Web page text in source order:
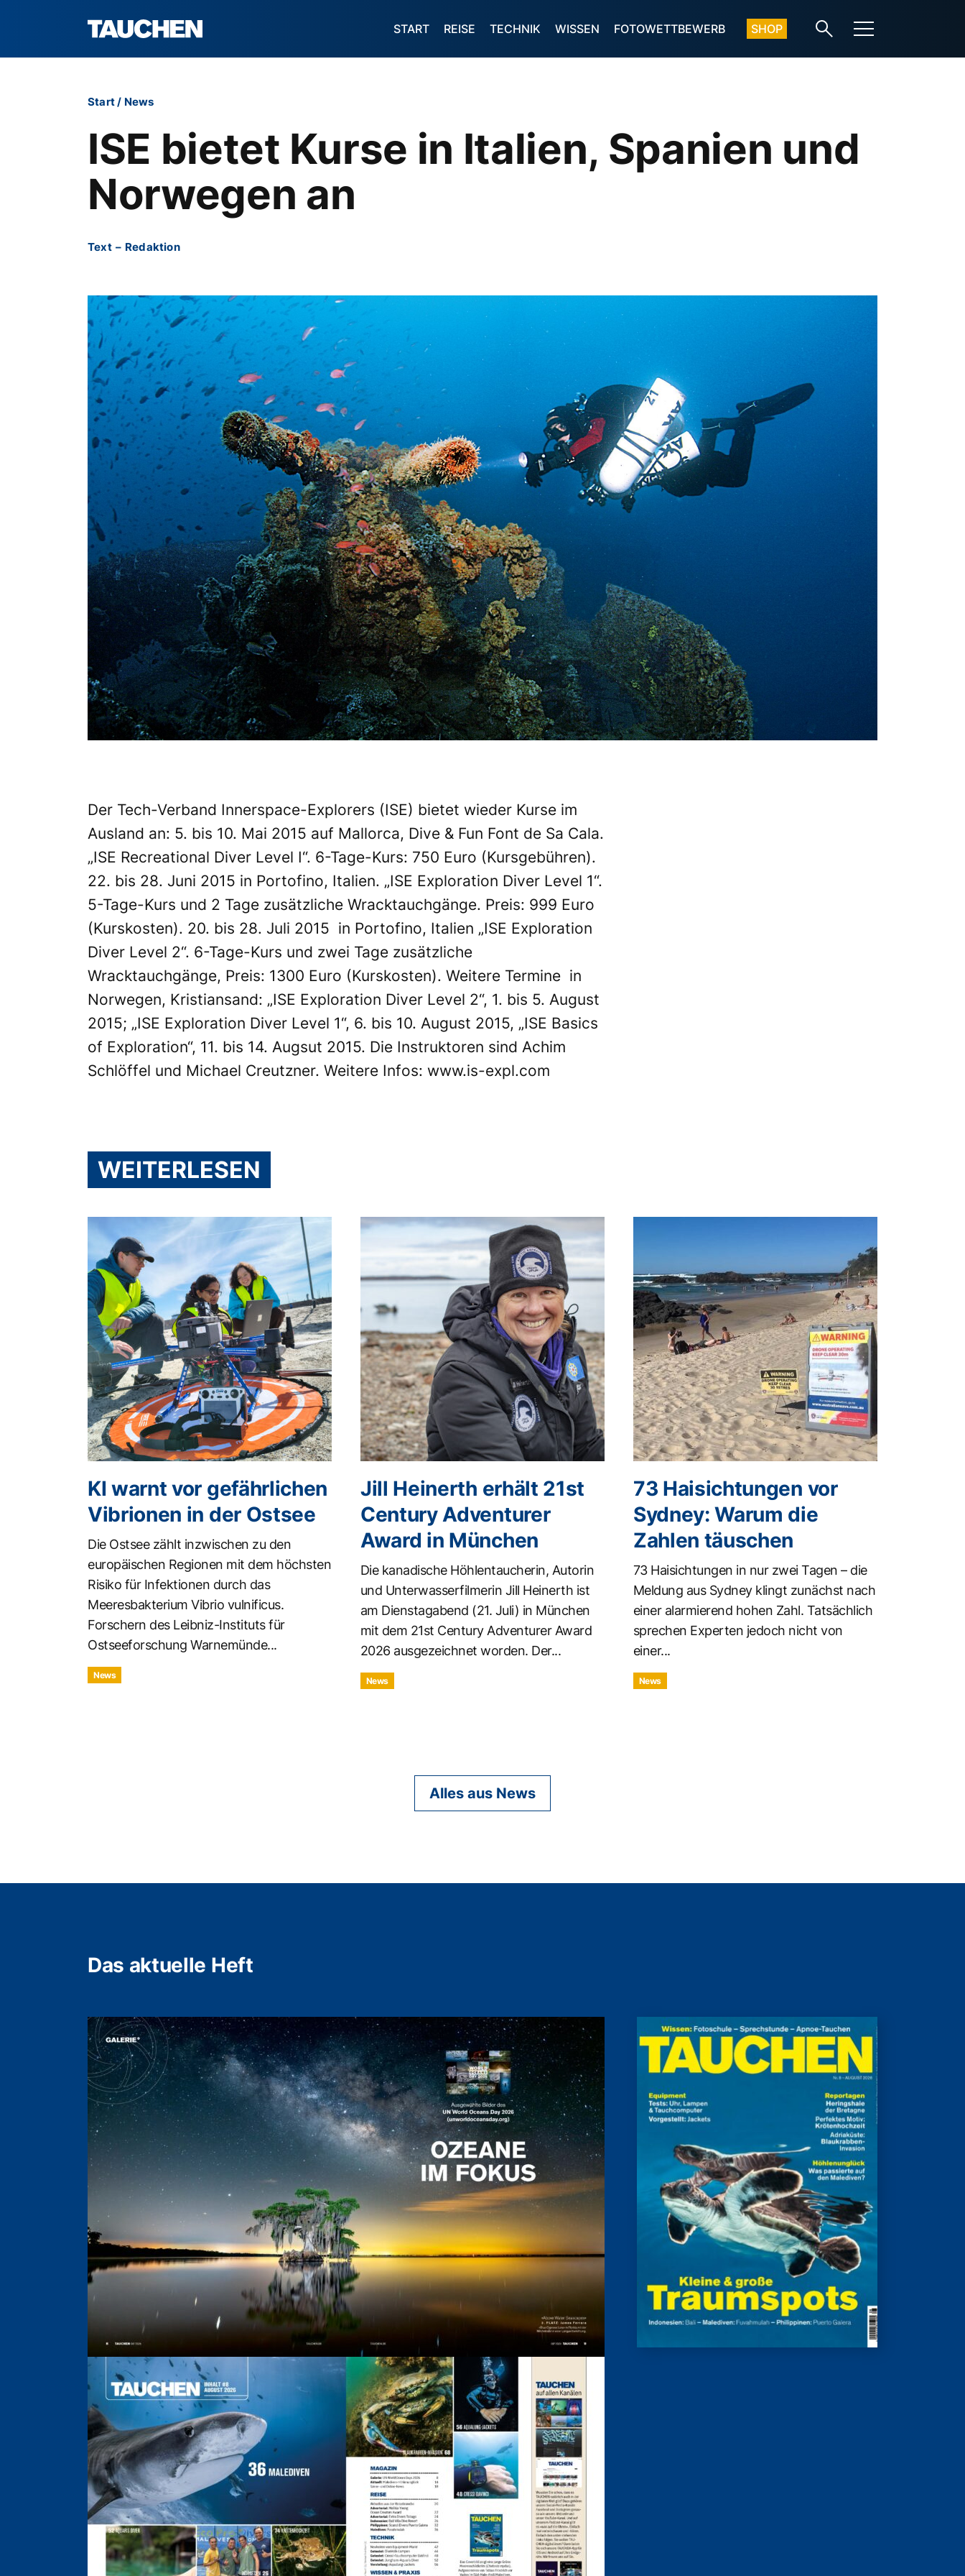
START REISE TECHNIK WISSEN FOTOWETTBEWERB SHOP
Start/ News
ISE bietet Kurse in Italien, Spanien und
Norwegen an
Text – Redaktion
Der Tech-Verband Innerspace-Explorers (ISE) bietet wieder Kurse im
Ausland an: 5. bis 10. Mai 2015 auf Mallorca, Dive & Fun Font de Sa Cala.
„ISE Recreational Diver Level I“. 6-Tage-Kurs: 750 Euro (Kursgebühren).
22. bis 28. Juni 2015 in Portofino, Italien. „ISE Exploration Diver Level 1“.
5-Tage-Kurs und 2 Tage zusätzliche Wracktauchgänge. Preis: 999 Euro
(Kurskosten). 20. bis 28. Juli 2015 in Portofino, Italien „ISE Exploration
Diver Level 2“. 6-Tage-Kurs und zwei Tage zusätzliche
Wracktauchgänge, Preis: 1300 Euro (Kurskosten). Weitere Termine in
Norwegen, Kristiansand: „ISE Exploration Diver Level 2“, 1. bis 5. August
2015; „ISE Exploration Diver Level 1“, 6. bis 10. August 2015, „ISE Basics
of Exploration“, 11. bis 14. Augsut 2015. Die Instruktoren sind Achim
Schlöffel und Michael Creutzner. Weitere Infos: www.is-expl.com
WEITERLESEN
KI warnt vor gefährlichen
Vibrionen in der Ostsee
Die Ostsee zählt inzwischen zu den
europäischen Regionen mit dem höchsten
Risiko für Infektionen durch das
Meeresbakterium Vibrio vulnificus.
Forschern des Leibniz-Instituts für
Ostseeforschung Warnemünde...
News
Jill Heinerth erhält 21st
Century Adventurer
Award in München
Die kanadische Höhlentaucherin, Autorin
und Unterwasserfilmerin Jill Heinerth ist
am Dienstagabend (21. Juli) in München
mit dem 21st Century Adventurer Award
2026 ausgezeichnet worden. Der...
News
73 Haisichtungen vor
Sydney: Warum die
Zahlen täuschen
73 Haisichtungen in nur zwei Tagen – die
Meldung aus Sydney klingt zunächst nach
einer alarmierend hohen Zahl. Tatsächlich
sprechen Experten jedoch nicht von
einer...
News
Alles aus News
Das aktuelle Heft